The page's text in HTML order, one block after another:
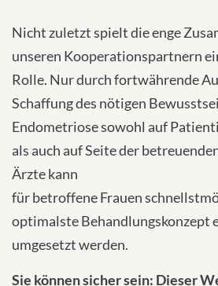
Nicht zuletzt spielt die enge
unseren Kooperationspartnern
Rolle. Nur durch fortwährende
Schaffung des nötigen
Endometriose sowohl auf
als auch auf Seite der
Ärzte kann
für betroffene Frauen
optimalste Behandlungskonzept
umgesetzt werden.
Sie können sicher sein: Dieser